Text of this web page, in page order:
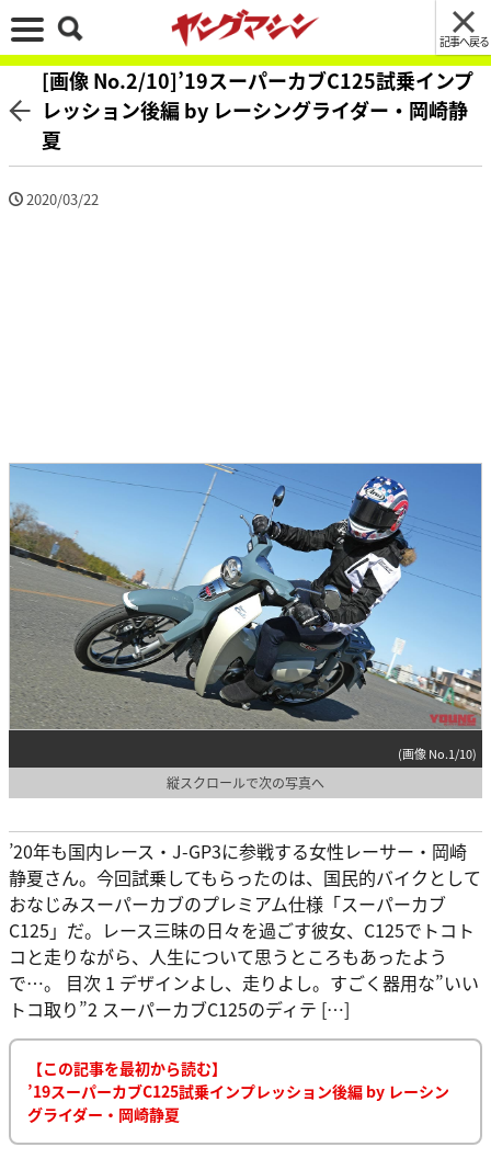
記事へ戻る
[画像 No.2/10]’19スーパーカブC125試乗インプ
レッション後編 by レーシングライダー・岡崎静
夏
2020/03/22
(画像 No.1/10)
縦スクロールで次の写真へ
’20年も国内レース・J-GP3に参戦する女性レーサー・岡崎
静夏さん。今回試乗してもらったのは、国民的バイクとして
おなじみスーパーカブのプレミアム仕様「スーパーカブ
C125」だ。レース三昧の日々を過ごす彼女、C125でトコト
コと走りながら、人生について思うところもあったよう
で…。 目次 1 デザインよし、走りよし。すごく器用な”いい
トコ取り”2 スーパーカブC125のディテ […]
【この記事を最初から読む】
’19スーパーカブC125試乗インプレッション後編 by レーシン
グライダー・岡崎静夏